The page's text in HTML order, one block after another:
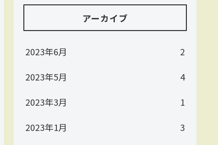
アーカイブ
2023年6月
2
2023年5月
4
2023年3月
1
2023年1月
3